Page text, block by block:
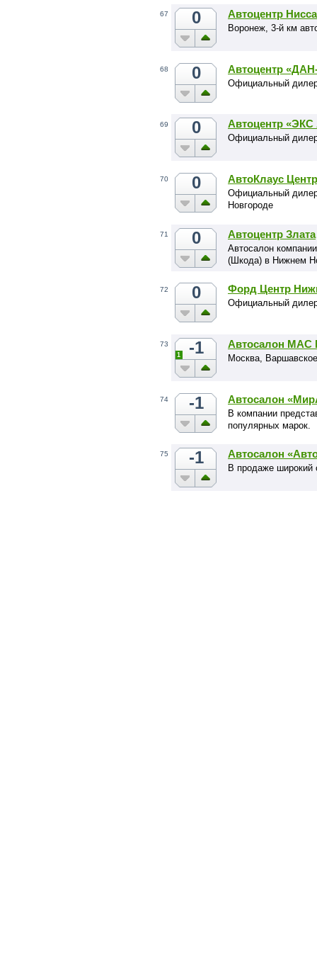
67 0 Автоцентр
Воронеж, 3-й км
68 0 Автоцентр
Официальный
69 0 Автоцентр
Официальный
70 0 АвтоКлаус Центр
Официальный
Новгороде
71 0 Автоцентр Злата
Автосалон
(Шкода) в Нижнем
72 0 Форд Центр
Официальный
73 -1
1
Автосалон
Москва,
74 -1 Автосалон
В компании
популярных марок.
75 -1 Автосалон
В продаже широкий